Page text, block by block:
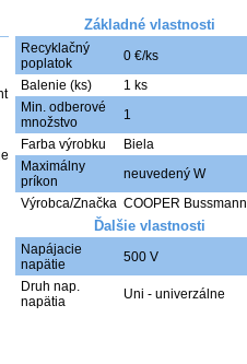
Základné vlastnosti
Recyklačný
poplatok
0 €/ks
Balenie (ks)
1 ks
Min. odberové
množstvo
1
Farba výrobku
Biela
Maximálny
príkon
neuvedený W
Výrobca/Značka COOPER Bussmann
Ďalšie vlastnosti
Napájacie
napätie
500 V
Druh nap.
napätia
Uni - univerzálne